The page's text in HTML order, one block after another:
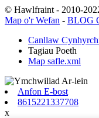
© Hawlfraint - 2010-
Map o'r Wefan - BLOG
Canllaw
Tagiau Poeth
Map safle.xml
Anfon E-bost
8615221337708
x